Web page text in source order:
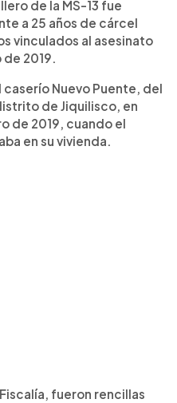
de la MS-13 fue
a 25 años de cárcel
vinculados al asesinato
2019.
Nuevo Puente, del
de Jiquilisco, en
de 2019, cuando el
en su vivienda.
fueron rencillas